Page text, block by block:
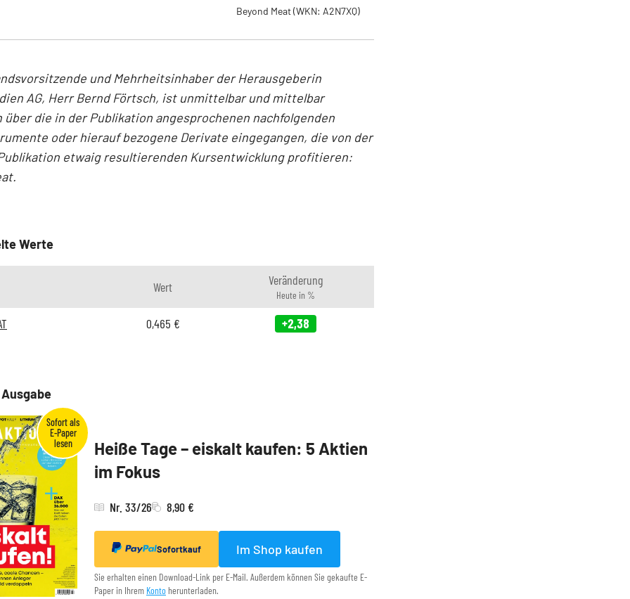
Beyond Meat(WKN: A2N7XQ)
und Mehrheitsinhaber der Herausgeberin
AG, Herr Bernd Förtsch, ist unmittelbar und mittelbar
die in der Publikation angesprochenen nachfolgenden
oder hierauf bezogene Derivate eingegangen, die von der
etwaig resultierenden Kursentwicklung profitieren:
Werte
Wert Veränderung
Heute in %
0,465 € +2,38
Heiße Tage – eiskalt kaufen: 5 Aktien
im Fokus
Nr. 33/26 8,90 €
Sofortkauf Im Shop kaufen
Sie erhalten einen Download-Link per E-Mail. Außerdem können Sie gekaufte E-
Paper in Ihrem Konto herunterladen.